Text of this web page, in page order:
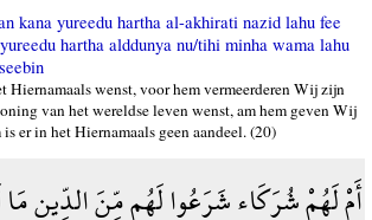
kana yureedu hartha al-akhirati nazid lahu fee
hartha alddunya nu/tihi minha wama lahu
Hiernamaals wenst, voor hem vermeerderen Wij zijn
van het wereldse leven wenst, am hem geven Wij
er in het Hiernamaals geen aandeel. (20)
أَمْ لَهُمْ شُرَكَاء شَرَعُوا لَهُم مِّنَ الدِّينِ مَا